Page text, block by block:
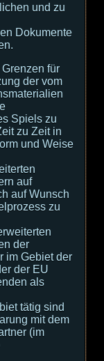
und zu
Dokumente
für
der vom
Spiels zu
zu Zeit in
und Weise
auf
auf Wunsch
zu
der
im Gebiet der
der EU
als
tätig sind
mit dem
(im